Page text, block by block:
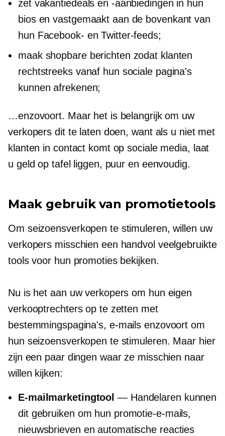
zet vakantiedeals en -aanbiedingen in hun
bios en vastgemaakt aan de bovenkant van
hun Facebook- en Twitter-feeds;
maak shopbare berichten zodat klanten
rechtstreeks vanaf hun sociale pagina's
kunnen afrekenen;
…enzovoort. Maar het is belangrijk om uw
verkopers dit te laten doen, want als u niet met
klanten in contact komt op sociale media, laat
u geld op tafel liggen, puur en eenvoudig.
Maak gebruik van promotietools
Om seizoensverkopen te stimuleren, willen uw
verkopers misschien een handvol veelgebruikte
tools voor hun promoties bekijken.
Nu is het aan uw verkopers om hun eigen
verkooptrechters op te zetten met
bestemmingspagina's, e-mails enzovoort om
hun seizoensverkopen te stimuleren. Maar hier
zijn een paar dingen waar ze misschien naar
willen kijken:
E-mailmarketingtool — Handelaren kunnen
dit gebruiken om hun promotie-e-mails,
nieuwsbrieven en automatische reacties